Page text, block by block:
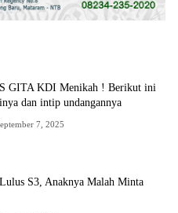
GITA KDI Menikah ! Berikut ini
dan intip undangannya
7, 2025
S3, Anaknya Malah Minta